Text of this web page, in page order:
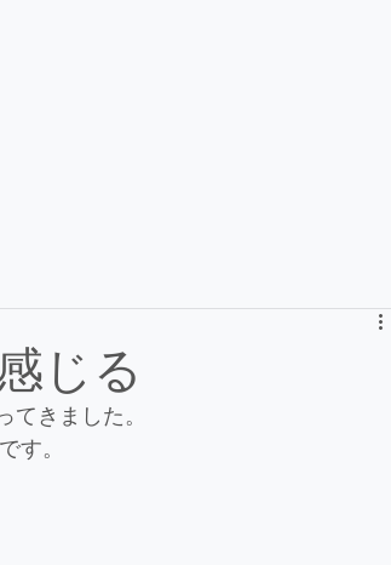
じる
きました。
す。